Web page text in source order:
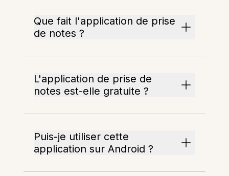
Que fait l'application de prise
de notes ?
L'application de prise de
notes est-elle gratuite ?
Puis-je utiliser cette
application sur Android ?